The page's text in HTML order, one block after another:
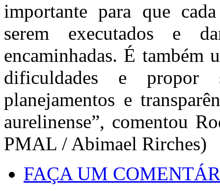
importante para que
serem executados e
encaminhadas. É também
dificuldades e propor
planejamentos e
aurelinense”, comentou
PMAL / Abimael Rirches)
FAÇA UM